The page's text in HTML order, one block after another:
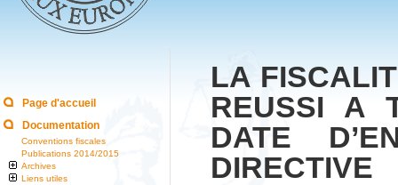
Page d'accueil
Documentation
Conventions fiscales
Publications 2014/2015
Archives
Liens utiles
LA
REUSSI A
DATE
DIRECTIVE